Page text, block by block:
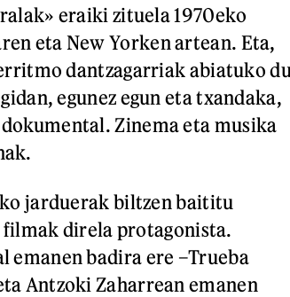
eraiki zituela 1970eko
eta New Yorken artean. Eta,
dantzagarriak abiatuko
egunez egun eta txandaka,
Zinema eta musika
jarduerak biltzen baititu
direla protagonista.
emanen badira ere –Trueba
Antzoki Zaharrean emanen